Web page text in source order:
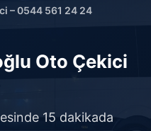
– 0544 561 24 24
Oto Çekici
15 dakikada